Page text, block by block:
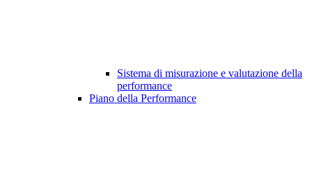
Sistema di misurazione e valutazione della
performance
Piano della Performance